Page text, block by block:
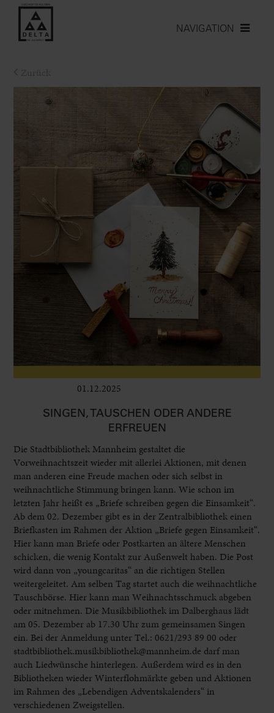
NAVIGATION
01.12.2025
SINGEN, TAUSCHEN ODER ANDERE
ERFREUEN
Die Stadtbibliothek Mannheim gestaltet die
Vorweihnachtszeit wieder mit allerlei Aktionen, mit denen
man anderen eine Freude machen oder sich selbst in
weihnachtliche Stimmung bringen kann. Wie schon im
letzten Jahr heißt es „Briefe schreiben gegen die Einsamkeit“.
Ab dem 02. Dezember gibt es in der Zentralbibliothek einen
Briefkasten im Rahmen der Aktion „Briefe gegen Einsamkeit“.
Hier kann man Briefe oder Postkarten an ältere Menschen
schicken, die wenig Kontakt zur Außenwelt haben. Die Post
wird dann von „youngcaritas“ an die richtigen Stellen
weitergeleitet. Am selben Tag startet auch die weihnachtliche
Tauschbörse. Hier kann man Weihnachtsschmuck abgeben
oder mitnehmen. Die Musikbibliothek im Dalberghaus lädt
am 05. Dezember ab 17.30 Uhr zum gemeinsamen Singen
ein. Bei der Anmeldung unter Tel.: 0621/293 89 00 oder
stadtbibliothek.musikbibliothek@mannheim.de darf man
auch Liedwünsche hinterlegen. Außerdem wird es in den
Bibliotheken wieder Winterflohmärkte geben und Aktionen
im Rahmen des „Lebendigen Adventskalenders“ in
verschiedenen Zweigstellen.